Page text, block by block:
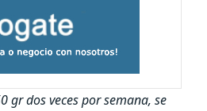
gr dos veces por semana, se